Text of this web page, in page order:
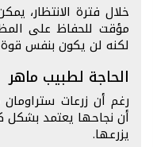
خلال فترة الانتظار،
مؤقت للحفاظ على
لكنه لن يكون بنفس قوة
الحاجة لطبيب ماهر
رغم أن زرعات
أن نجاحها يعتمد بشكل
يزرعها.